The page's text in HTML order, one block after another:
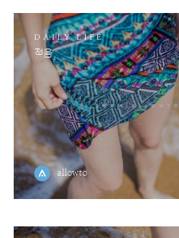
DAILY LIFE
젖음
allowto